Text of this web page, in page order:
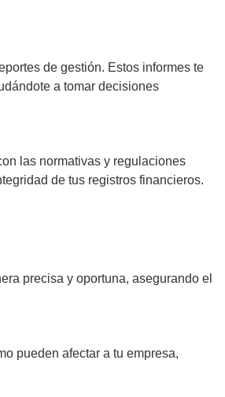
de gestión. Estos informes te
a tomar decisiones
las normativas y regulaciones
de tus registros financieros.
precisa y oportuna, asegurando el
pueden afectar a tu empresa,